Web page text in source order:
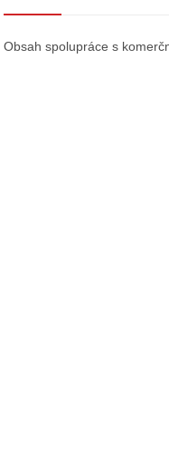
Obsah spolupráce s